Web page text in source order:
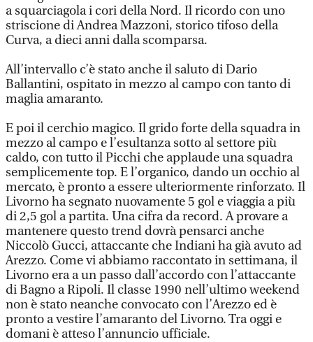
a squarciagola i cori della Nord. Il ricordo con uno
striscione di Andrea Mazzoni, storico tifoso della
Curva, a dieci anni dalla scomparsa.
All’intervallo c’è stato anche il saluto di Dario
Ballantini, ospitato in mezzo al campo con tanto di
maglia amaranto.
E poi il cerchio magico. Il grido forte della squadra in
mezzo al campo e l’esultanza sotto al settore più
caldo, con tutto il Picchi che applaude una squadra
semplicemente top. E l’organico, dando un occhio al
mercato, è pronto a essere ulteriormente rinforzato. Il
Livorno ha segnato nuovamente 5 gol e viaggia a più
di 2,5 gol a partita. Una cifra da record. A provare a
mantenere questo trend dovrà pensarci anche
Niccolò Gucci, attaccante che Indiani ha già avuto ad
Arezzo. Come vi abbiamo raccontato in settimana, il
Livorno era a un passo dall’accordo con l’attaccante
di Bagno a Ripoli. Il classe 1990 nell’ultimo weekend
non è stato neanche convocato con l’Arezzo ed è
pronto a vestire l’amaranto del Livorno. Tra oggi e
domani è atteso l’annuncio ufficiale.